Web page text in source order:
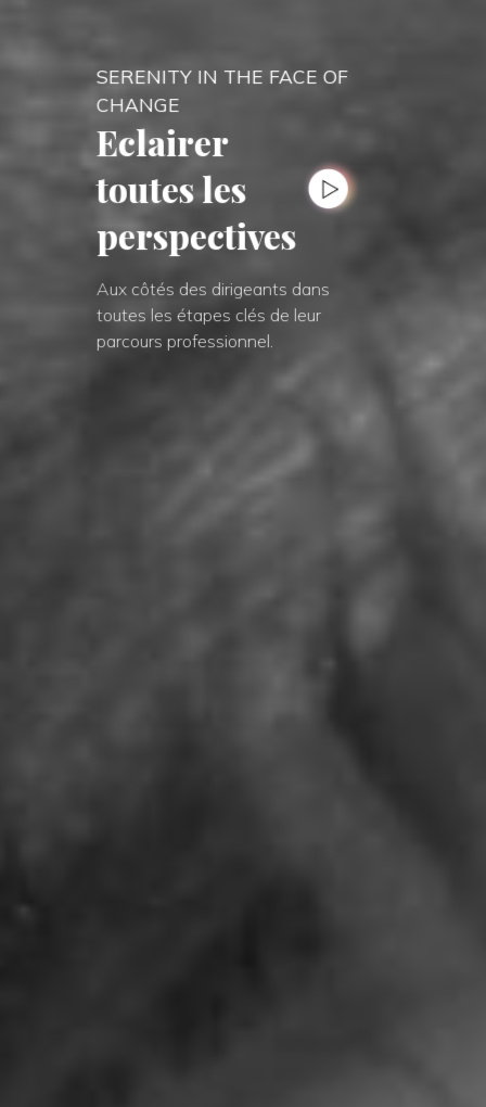
SERENITY IN THE FACE OF
CHANGE
Eclairer
toutes les
perspectives
Aux côtés des dirigeants dans
toutes les étapes clés de leur
parcours professionnel.